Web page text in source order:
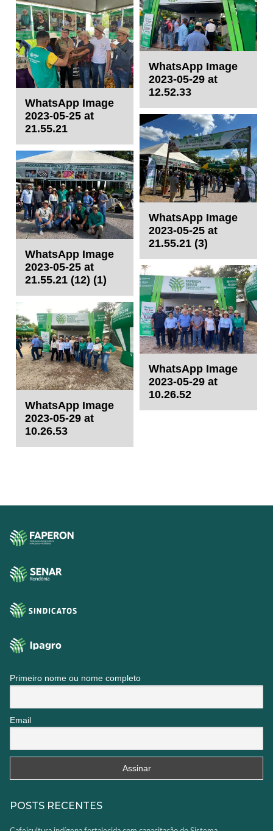
WhatsApp Image
2023-05-25 at
21.55.21
WhatsApp Image
2023-05-25 at
21.55.21 (12) (1)
WhatsApp Image
2023-05-29 at
10.26.53
WhatsApp Image
2023-05-29 at
12.52.33
WhatsApp Image
2023-05-25 at
21.55.21 (3)
WhatsApp Image
2023-05-29 at
10.26.52
Primeiro nome ou nome completo
Email
POSTS RECENTES